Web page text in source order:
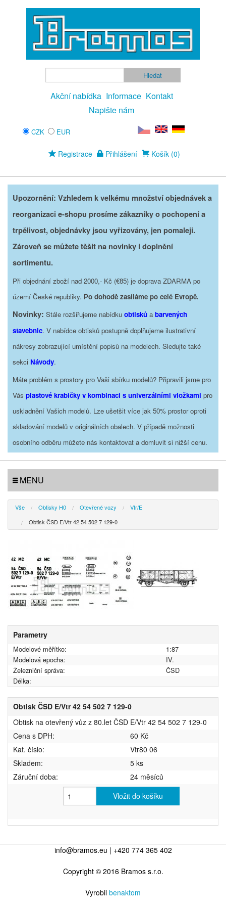
Akční nabídka Informace Kontakt
Napište nám
CZK EUR
Registrace Přihlášení Košík (0)
Upozornění: Vzhledem k velkému množství objednávek a
reorganizaci e-shopu prosíme zákazníky o pochopení a
trpělivost, objednávky jsou vyřizovány, jen pomaleji.
Zároveň se můžete těšit na novinky i doplnění
sortimentu.
Při objednání zboží nad 2000,- Kč (€85) je doprava ZDARMA po
území České republiky. Po dohodě zasíláme po celé Evropě.
Novinky: Stále rozšiřujeme nabídku obtisků a barvených
stavebnic. V nabídce obtisků postupně doplňujeme ilustrativní
nákresy zobrazující umístění popisů na modelech. Sledujte také
sekci Návody.
Máte problém s prostory pro Vaši sbírku modelů? Připravili jsme pro
Vás plastové krabičky v kombinaci s univerzálními vložkami pro
uskladnění Vašich modelů. Lze ušetšit více jak 50% prostor oproti
skladování modelů v originálních obalech. V případě možnosti
osobního odběru můžete nás kontaktovat a domluvit si nižší cenu.
MENU
Vše Obtisky H0 Otevřené vozy
Vtr/E
Obtisk ČSD E/Vtr 42 54 502 7 129-0
Parametry
Modelové měřítko:
1:87
Modelová epocha:
IV.
Železniční správa:
ČSD
Délka:
Obtisk ČSD E/Vtr 42 54 502 7 129-0
Obtisk na otevřený vůz z 80.let ČSD E/Vtr 42 54 502 7 129-0
Cena s DPH:
60 Kč
Kat. číslo:
Vtr80 06
Skladem:
5 ks
Záruční doba:
24 měsíců
Vložit do košíku
info@bramos.eu | +420 774 365 402
Copyright © 2016 Bramos s.r.o.
Vyrobil benaktom